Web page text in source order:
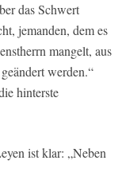
das Schwert
jemanden, dem es
mangelt, aus
werden.“
hinterste
ist klar: „Neben